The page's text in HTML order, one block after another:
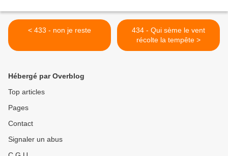
< 433 - non je reste
434 - Qui sème le vent
récolte la tempête >
Hébergé par Overblog
Top articles
Pages
Contact
Signaler un abus